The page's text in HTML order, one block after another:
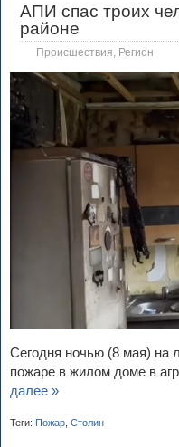
АПИ спас троих
районе
Происшествия Регион
Сегодня ночью (8 мая) на
пожаре в жилом доме в
далее »
Теги: Пожар Столин